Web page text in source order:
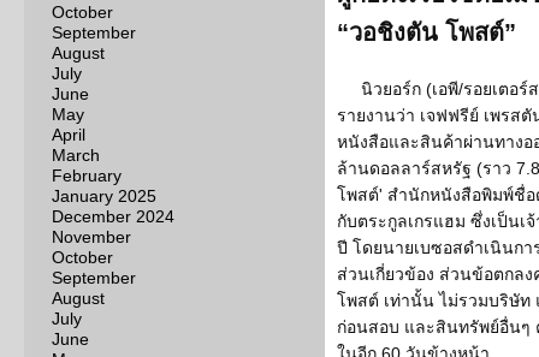
October
September
August
July
June
May
April
March
February
January 2025
December 2024
November
October
September
August
July
June
“วอชิงตัน โพสต์”
นิวยอร์ก (เอพี/รอยเตอ
รายงานว่า เจฟฟรีย์ เพรส
หนังสือและสินค้าผ่านทางอ
ล้านดอลลาร์สหรัฐ (ราว
โพสต์' สำนักหนังสือพิมพ์ชื่อ
กับตระกูลเกรแฮม ซึ่งเป็น
ปี โดยนายเบซอสดำเนินก
ส่วนเกี่ยวข้อง ส่วนข้อตกล
โพสต์ เท่านั้น ไม่รวมบริษั
ก่อนสอบ และสินทรัพย์อื่นๆ